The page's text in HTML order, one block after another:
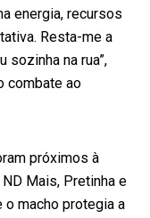
energia, recursos
Resta-me a
sozinha na rua”,
combate ao
próximos à
Mais, Pretinha e
o macho protegia a